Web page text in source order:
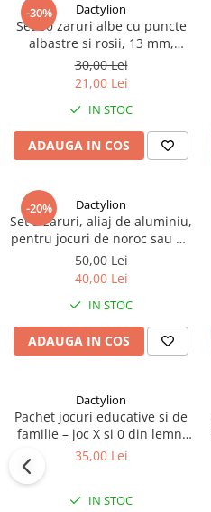
-30% Dactylion
Set 50 zaruri albe cu puncte
albastre si rosii, 13 mm,
pentru jocuri de societate sau
jocuri de noroc
30,00 Lei
21,00 Lei
IN STOC
ADAUGA IN COS
-20% Dactylion
Set 5 zaruri, aliaj de aluminiu,
pentru jocuri de noroc sau de
societate, 16 mm auriu, cutie
inclusa
50,00 Lei
40,00 Lei
IN STOC
ADAUGA IN COS
Dactylion
Pachet jocuri educative si de
familie – joc X si 0 din lemn,
puzzle Tetris si carti de joc
35,00 Lei
IN STOC